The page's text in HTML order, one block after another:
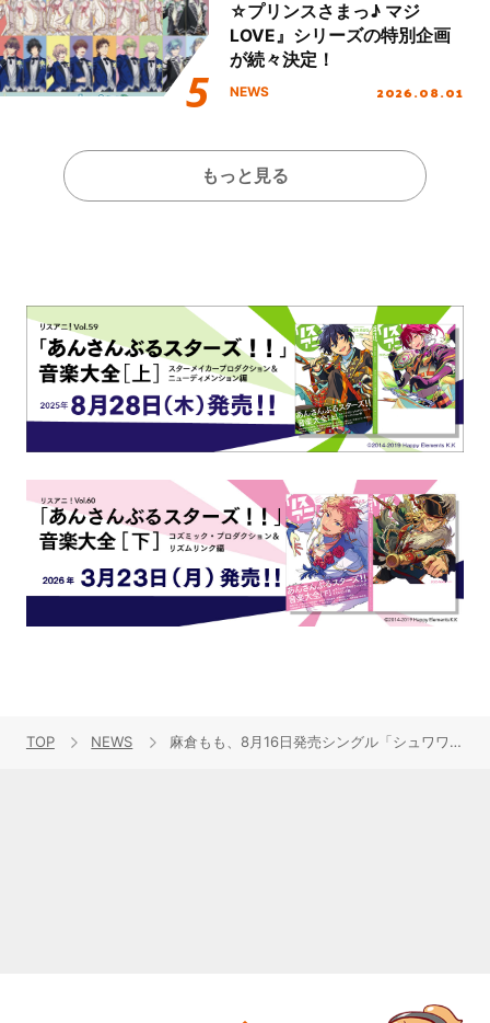
☆プリンスさまっ♪ マジ
LOVE』シリーズの特別企画
が続々決定！
NEWS 2026.08.01
もっと見る
TOP NEWS 麻倉もも、8月16日発売シングル「シュワワ！」アーティスト写真・ジャケット・トラックリスト一挙公開！